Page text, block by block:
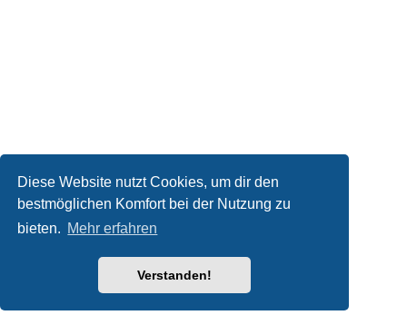
Diese Website nutzt Cookies, um dir den
bestmöglichen Komfort bei der Nutzung zu
bieten. Mehr erfahren
Verstanden!